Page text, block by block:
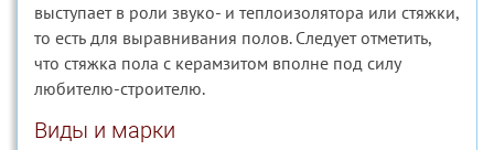
выступает в роли звуко- и теплоизолятора или стяжки,
то есть для выравнивания полов. Следует отметить,
что стяжка пола с керамзитом вполне под силу
любителю-строителю.
Виды и марки